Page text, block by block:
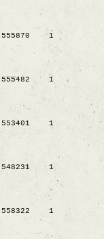
555870
1
555482
1
553401
1
548231
1
558322
1